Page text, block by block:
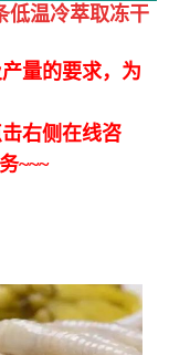
低温冷萃取冻干
量的要求，为
右侧在线咨
~~~